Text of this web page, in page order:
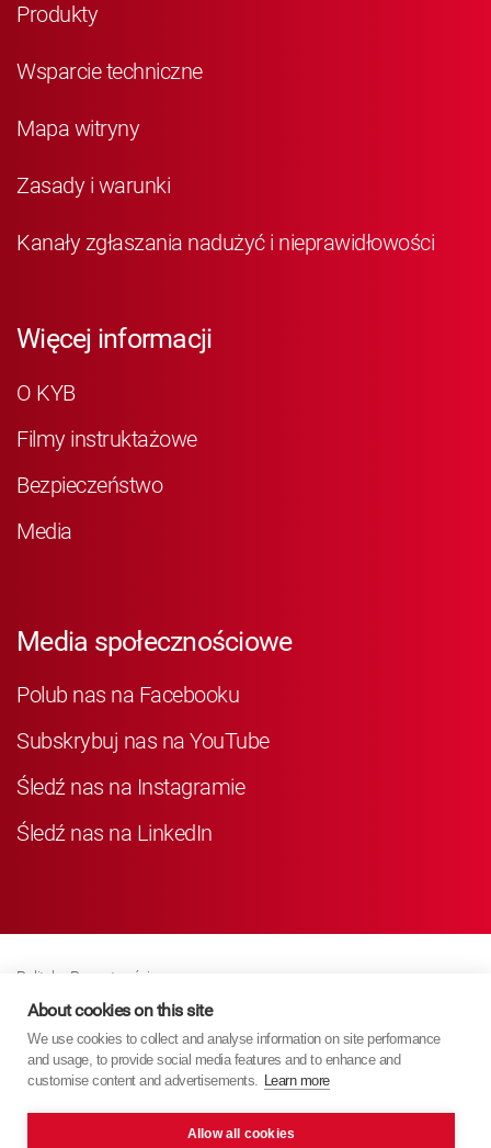
Produkty
Wsparcie techniczne
Mapa witryny
Zasady i warunki
Kanały zgłaszania nadużyć i nieprawidłowości
Więcej informacji
O KYB
Filmy instruktażowe
Bezpieczeństwo
Media
Media społecznościowe
Polub nas na Facebooku
Subskrybuj nas na YouTube
Śledź nas na Instagramie
Śledź nas na LinkedIn
Polityka Prywatności
Business Partner Privacy
Polityka Dotycząca Plików Cookie
Modern Slavery Act Policy
About cookies on this site
We use cookies to collect and analyse information on site performance
and usage, to provide social media features and to enhance and
customise content and advertisements. Learn more
Allow all cookies